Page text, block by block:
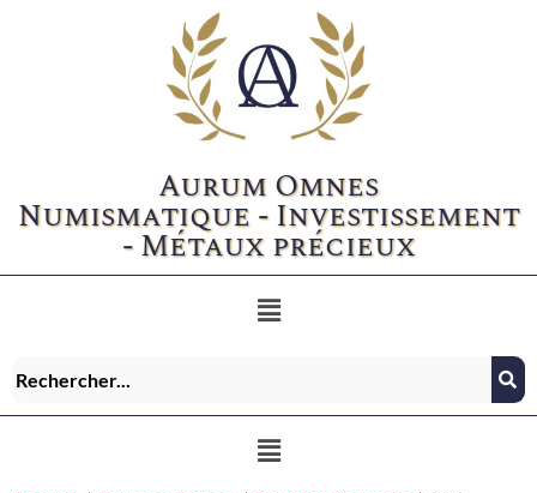
Aurum Omnes
Numismatique - Investissement
- Métaux précieux